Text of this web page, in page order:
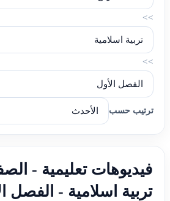
>>
>>
ترتيب حسب
فيديوهات تعليمية -
تربية اسلامية - الفصل